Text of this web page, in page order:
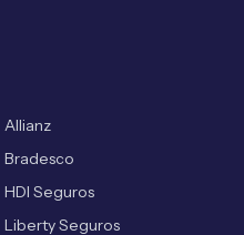
Allianz
Bradesco
HDI Seguros
Liberty Seguros